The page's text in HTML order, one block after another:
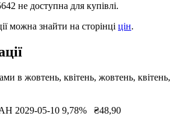
не доступна для купівлі.
можна знайти на сторінці цін.
в жовтень, квітень, жовтень, квітень,
2029-05-10 9,78% ₴48,90